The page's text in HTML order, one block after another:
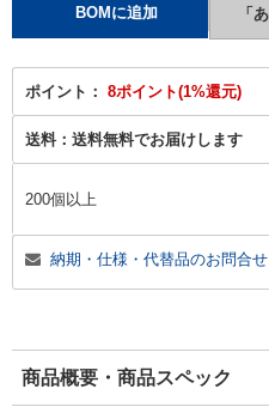
ポイント： 8ポイント(1%還元)
送料： 送料無料でお届けします
200個以上
納期・仕様・代替品のお問合せ
商品概要・商品スペック